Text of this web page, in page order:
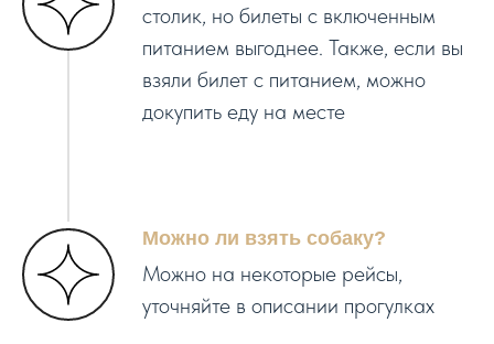
столик, но билеты с включенным
питанием выгоднее. Также, если вы
взяли билет с питанием, можно
докупить еду на месте
Можно ли взять собаку?
Можно на некоторые рейсы,
уточняйте в описании прогулках